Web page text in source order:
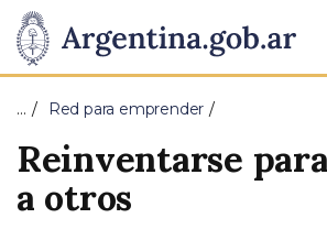
Presidencia
de
la
Nación
Pasar al contenido principal
… Red para emprender
Reinventarse
a otros